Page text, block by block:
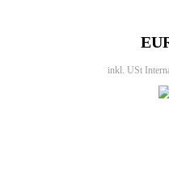
inkl. USt